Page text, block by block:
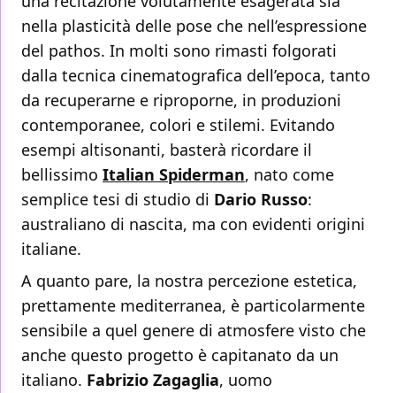
nella plasticità delle pose che nell’espressione
del pathos. In molti sono rimasti folgorati
dalla tecnica cinematografica dell’epoca, tanto
da recuperarne e riproporne, in produzioni
contemporanee, colori e stilemi. Evitando
esempi altisonanti, basterà ricordare il
bellissimo Italian Spiderman, nato come
semplice tesi di studio di Dario Russo:
australiano di nascita, ma con evidenti origini
italiane.
A quanto pare, la nostra percezione estetica,
prettamente mediterranea, è particolarmente
sensibile a quel genere di atmosfere visto che
anche questo progetto è capitanato da un
italiano. Fabrizio Zagaglia, uomo